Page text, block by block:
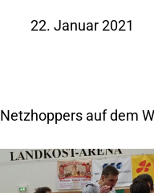
22. Januar 2021
Netzhoppers auf dem